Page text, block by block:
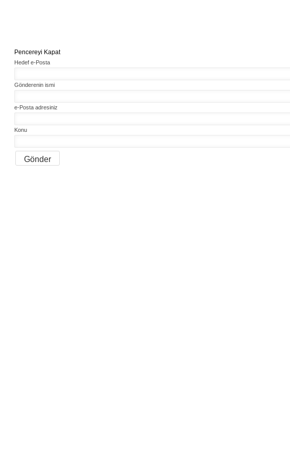
Pencereyi Kapat
Hedef e-Posta
Gönderenin ismi
e-Posta adresiniz
Konu
Gönder